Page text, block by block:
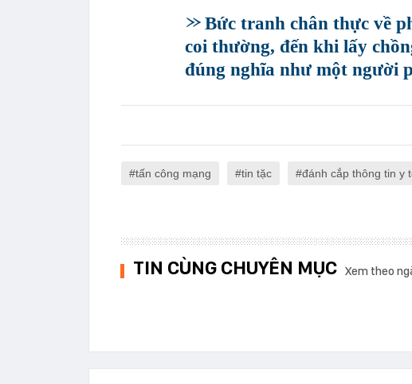
Bức tranh chân thực về
coi thường, đến khi lấy
đúng nghĩa như một người
tấn công mạng tin tặc đánh cắp thông tin y
TIN CÙNG CHUYÊN MỤC Xem theo